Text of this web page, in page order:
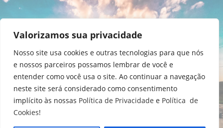
Valorizamos sua privacidade
Nosso site usa cookies e outras tecnologias para que nós
e nossos parceiros possamos lembrar de você e
entender como você usa o site. Ao continuar a navegação
neste site será considerado como consentimento
implícito às nossas Política de Privacidade e Política de
Cookies!
CNPJ: 11.097.391/0001-20